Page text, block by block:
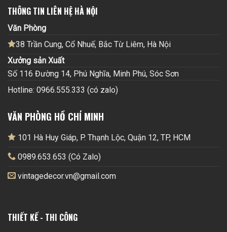
THÔNG TIN LIÊN HỆ HÀ NỘI
Văn Phòng
38 Trần Cung, Cổ Nhuế, Bắc Từ Liêm, Hà Nội
Xưởng sản Xuất
Số 116 Đường 14, Phú Nghĩa, Minh Phú, Sóc Sơn
Hotline: 0966.555.333 (có zalo)
VĂN PHÒNG HỒ CHÍ MINH
101 Hà Huy Giáp, P. Thạnh Lộc, Quận 12, TP, HCM
0989.653.653 (Có Zalo)
vintagedecor.vn@gmail.com
THIẾT KẾ - THI CÔNG